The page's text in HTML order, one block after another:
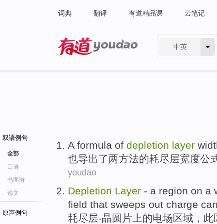
词典 翻译 有道精品课 云笔记
中英
双语例句
全部
口语
书面语
论文
原声例句
A formula of depletion layer
也导出了两方法的耗尽层宽度公
youdao
Depletion Layer - a region on a
field that sweeps out charge
耗尽层-晶圆片 上的电场区域 ， 此